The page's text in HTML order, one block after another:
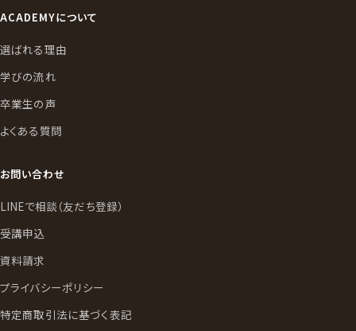
ACADEMYについて
選ばれる理由
学びの流れ
卒業生の声
よくある質問
お問い合わせ
LINEで相談（友だち登録）
受講申込
資料請求
プライバシーポリシー
特定商取引法に基づく表記